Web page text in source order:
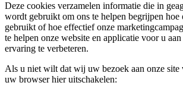
Deze cookies verzamelen informatie die in
wordt gebruikt om ons te helpen begrijpen
gebruikt of hoe effectief onze
te helpen onze website en applicatie voor u
ervaring te verbeteren.
Als u niet wilt dat wij uw bezoek aan onze
uw browser hier uitschakelen: